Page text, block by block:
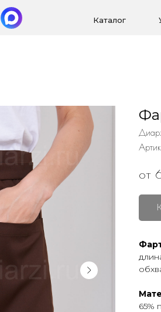
Каталог
от
65%